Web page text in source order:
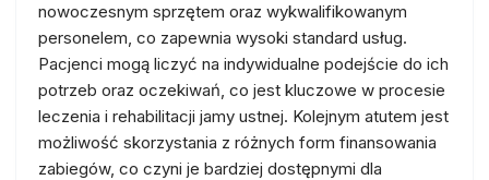
nowoczesnym sprzętem oraz wykwalifikowanym
personelem, co zapewnia wysoki standard usług.
Pacjenci mogą liczyć na indywidualne podejście do ich
potrzeb oraz oczekiwań, co jest kluczowe w procesie
leczenia i rehabilitacji jamy ustnej. Kolejnym atutem jest
możliwość skorzystania z różnych form finansowania
zabiegów, co czyni je bardziej dostępnymi dla